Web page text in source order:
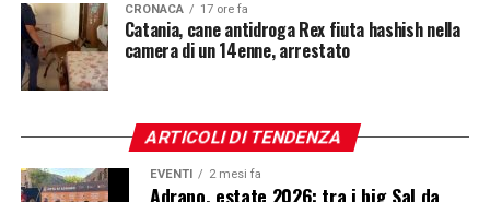
CRONACA 17 ore fa
Catania, cane antidroga Rex fiuta hashish nella
camera di un 14enne, arrestato
ARTICOLI DI TENDENZA
EVENTI 2 mesi fa
Adrano, estate 2026: tra i big Sal da